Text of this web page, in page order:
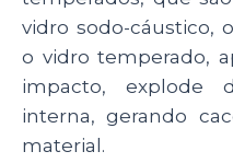
vidro sodo-cáustico,
o vidro temperado,
impacto, explode
interna, gerando
material.